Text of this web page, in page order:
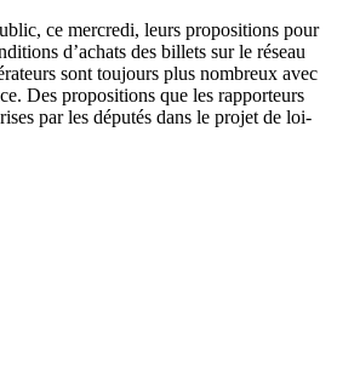
ce mercredi, leurs propositions pour
d’achats des billets sur le réseau
sont toujours plus nombreux avec
Des propositions que les rapporteurs
par les députés dans le projet de loi-